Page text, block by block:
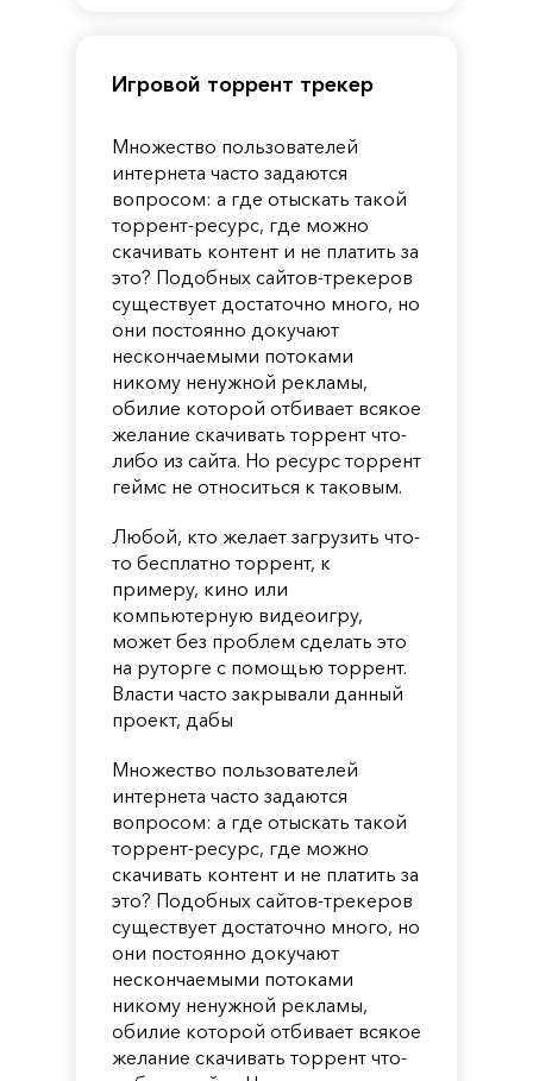
Игровой торрент трекер
Множество пользователей
интернета часто задаются
вопросом: а где отыскать такой
торрент-ресурс, где можно
скачивать контент и не платить за
это? Подобных сайтов-трекеров
существует достаточно много, но
они постоянно докучают
нескончаемыми потоками
никому ненужной рекламы,
обилие которой отбивает всякое
желание скачивать торрент что-
либо из сайта. Но ресурс торрент
геймс не относиться к таковым.
Любой, кто желает загрузить что-
то бесплатно торрент, к
примеру, кино или
компьютерную видеоигру,
может без проблем сделать это
на руторге с помощью торрент.
Власти часто закрывали данный
проект, дабы
Множество пользователей
интернета часто задаются
вопросом: а где отыскать такой
торрент-ресурс, где можно
скачивать контент и не платить за
это? Подобных сайтов-трекеров
существует достаточно много, но
они постоянно докучают
нескончаемыми потоками
никому ненужной рекламы,
обилие которой отбивает всякое
желание скачивать торрент что-